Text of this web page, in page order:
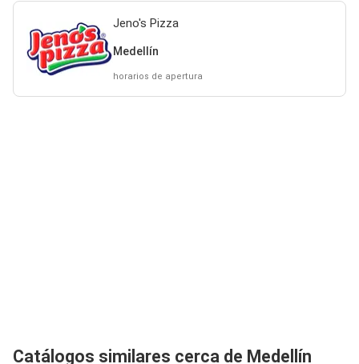
Jeno's Pizza
Medellín
horarios de apertura
Catálogos similares cerca de Medellín